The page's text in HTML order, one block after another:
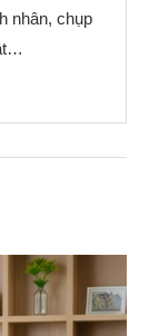
nhân, chụp